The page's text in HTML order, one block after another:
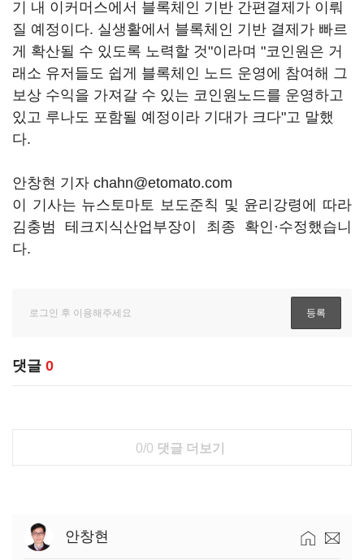
기 내 이커머스에서 블록체인 기반 간편결제가 이뤄
질 예정이다. 실생활에서 블록체인 기반 결제가 빠르
게 확산될 수 있도록 노력할 것"이라며 "코인원은 거
래소 유저들도 쉽게 블록체인 노드 운영에 참여해 그
보상 수익을 가져갈 수 있는 코인원노드를 운영하고
있고 루나도 포함될 예정이라 기대가 크다"고 말했
다.
안창현 기자 chahn@etomato.com
이 기사는 뉴스토마토 보도준칙 및 윤리강령에 따라
김충범 테크지식산업부장이 최종 확인·수정했습니
다.
댓글 0
0/0 댓글 더보기
안창현